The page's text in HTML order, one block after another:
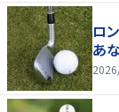
ロ
あ